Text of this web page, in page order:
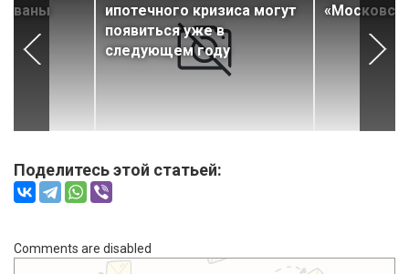
ипотечного кризиса могут
появиться уже в
следующем году
Поделитесь этой статьей:
Comments are disabled